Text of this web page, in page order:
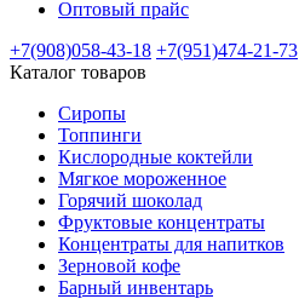
Оптовый прайс
+7(908)058-43-18 +7(951)474-21-73
Каталог товаров
Сиропы
Топпинги
Кислородные коктейли
Мягкое мороженное
Горячий шоколад
Фруктовые концентраты
Концентраты для напитков
Зерновой кофе
Барный инвентарь